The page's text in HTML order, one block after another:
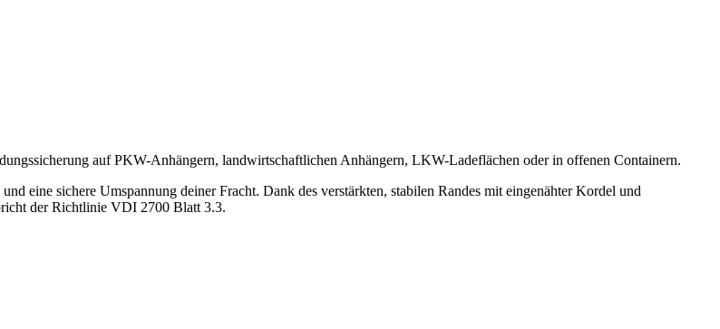
auf PKW-Anhängern, landwirtschaftlichen Anhängern, LKW-Ladeflächen oder in offenen Containern.
eine sichere Umspannung deiner Fracht. Dank des verstärkten, stabilen Randes mit eingenähter Kordel und
der Richtlinie VDI 2700 Blatt 3.3.